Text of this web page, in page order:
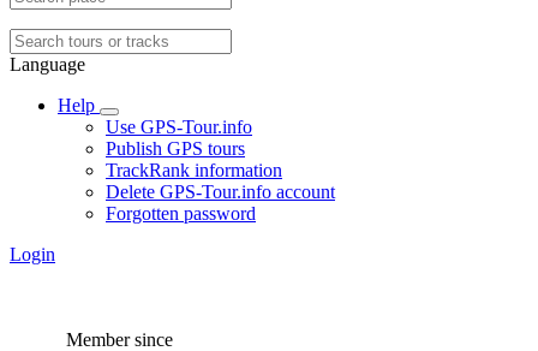
Language
Help
Use GPS-Tour.info
Publish GPS tours
TrackRank information
Delete GPS-Tour.info account
Forgotten password
Login
Member since